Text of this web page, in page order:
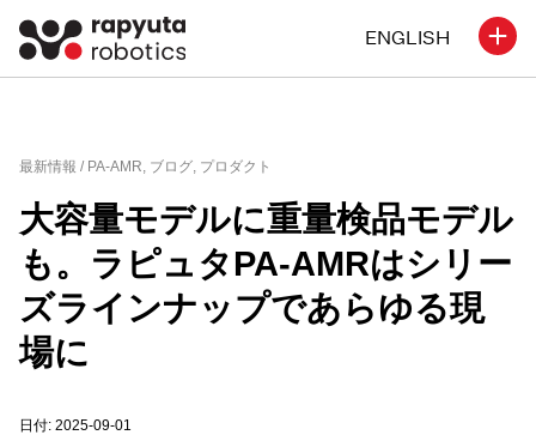
ENGLISH
最新情報 / PA-AMR, ブログ, プロダクト
大容量モデルに重量検品モデル
も。ラピュタPA-AMRはシリー
ズラインナップであらゆる現
場に
日付: 2025-09-01